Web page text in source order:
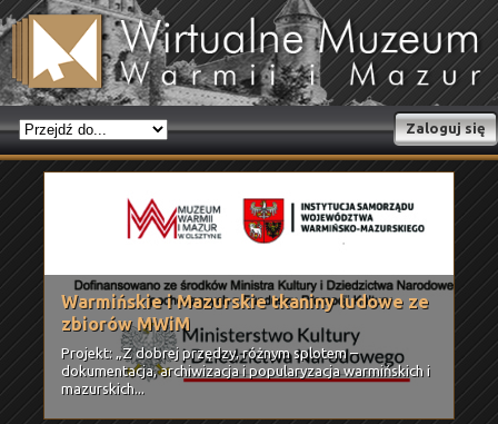
Zaloguj się
Warmińskie i Mazurskie tkaniny ludowe ze
zbiorów MWiM
Projekt: „Z dobrej przędzy, różnym splotem –
dokumentacja, archiwizacja i popularyzacja warmińskich i
mazurskich...